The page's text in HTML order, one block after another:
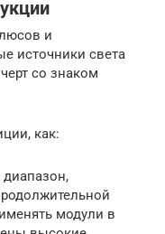
и
источники света
со знаком
как:
модули в